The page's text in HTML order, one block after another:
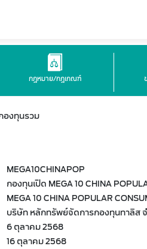
กฎหมาย/กฎเกณฑ์
องทุนรวม
MEGA10CHINAPOP
กองทุนเปิด MEGA 10 CHINA
MEGA 10 CHINA POPULAR
บริษัท หลักทรัพย์จัดการกองทุนทาลิส
6 ตุลาคม 2568
16 ตุลาคม 2568